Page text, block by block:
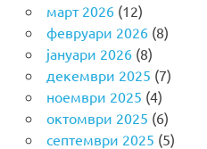
март 2026(12)
февруари 2026(8)
јануари 2026(8)
декември 2025 (7)
ноември 2025 (4)
октомври 2025 (6)
септември 2025 (5)